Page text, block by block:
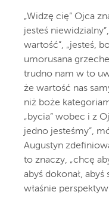
„Widzę cię” Ojca
jesteś
wartość”, „jesteś,
umorusana
trudno nam w to
że wartość nas
niż boże
„bycia” wobec i z
jedno jesteśmy”,
Augustyn
to znaczy, „chcę
abyś dokonał,
właśnie